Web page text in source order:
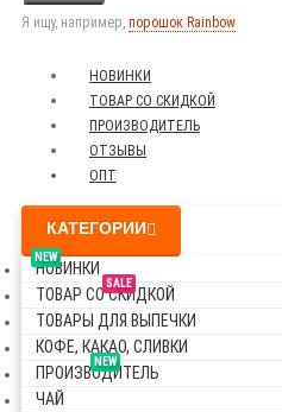
Я ищу, например, порошок Rainbow
НОВИНКИ
ТОВАР СО СКИДКОЙ
ПРОИЗВОДИТЕЛЬ
ОТЗЫВЫ
ОПТ
КАТЕГОРИИ
NEW
НОВИНКИ
SALE
ТОВАР СО СКИДКОЙ
ТОВАРЫ ДЛЯ ВЫПЕЧКИ
КОФЕ, КАКАО, СЛИВКИ
NEW
ПРОИЗВОДИТЕЛЬ
ЧАЙ